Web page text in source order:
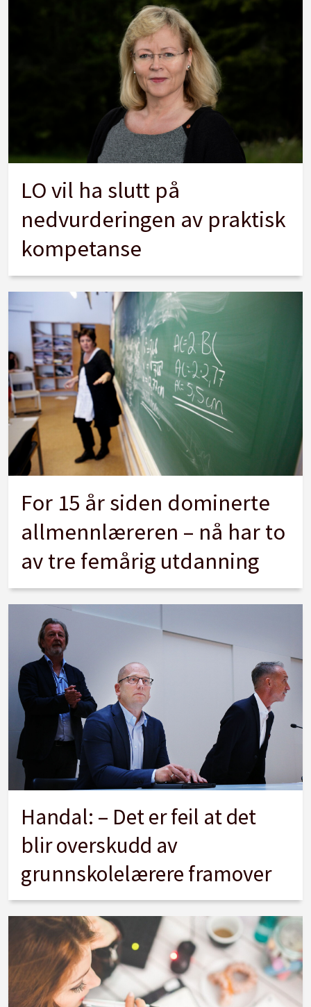
LO vil ha slutt på
nedvurderingen av praktisk
kompetanse
For 15 år siden dominerte
allmennlæreren – nå har to
av tre femårig utdanning
Handal: – Det er feil at det
blir overskudd av
grunnskolelærere framover